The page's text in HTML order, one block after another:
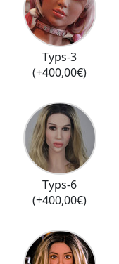
Typs-3
(+400,00€)
Typs-6
(+400,00€)